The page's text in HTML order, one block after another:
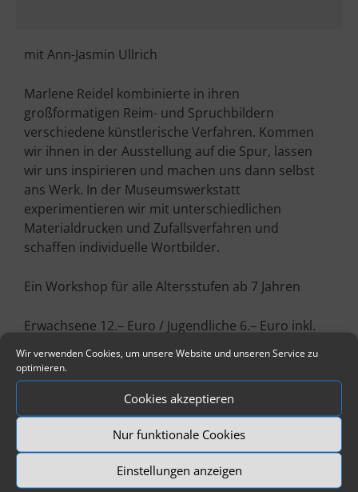
Wir verwenden Cookies, um unsere Website und unseren Service zu
optimieren.
Cookies akzeptieren
Nur funktionale Cookies
Einstellungen anzeigen
mit Ann-Jasmin Ullrich
Marlene Reidel kombinierte in ihren
großformatigen Reim- und Spruchbildern
verschiedene künstlerische Verfahren. Kommen
wir ihnen in der Ausstellung auf die Spur, lassen
wir uns inspirieren und machen uns dann selbst
ans Werk. In der Museumswerkstatt
experimentieren wir mit unterschiedlichen
Materialdrucken und Zufallsverfahren und
schaffen individuelle Wortbilder.
Ein Workshop für alle Altersstufen ab 7 Jahren
Erwachsene 12.– Euro / Jugendliche 6.– Euro inkl.
Anmeldung erforderlich
Tel. 08131 5675-13 oder
verwaltung@dachauer-galerien-museen.de